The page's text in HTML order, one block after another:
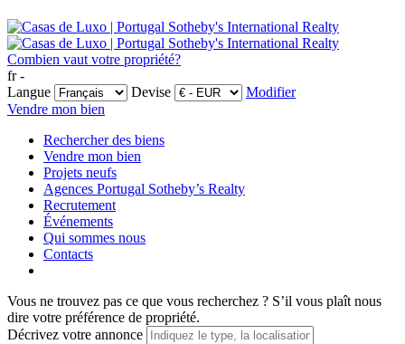
Combien vaut votre propriété?
fr -
Langue
Devise
Modifier
Vendre mon bien
Rechercher des biens
Vendre mon bien
Projets neufs
Agences Portugal Sotheby’s Realty
Recrutement
Événements
Qui sommes nous
Contacts
Vous ne trouvez pas ce que vous recherchez ? S’il vous plaît nous
dire votre préférence de propriété.
Décrivez votre annonce